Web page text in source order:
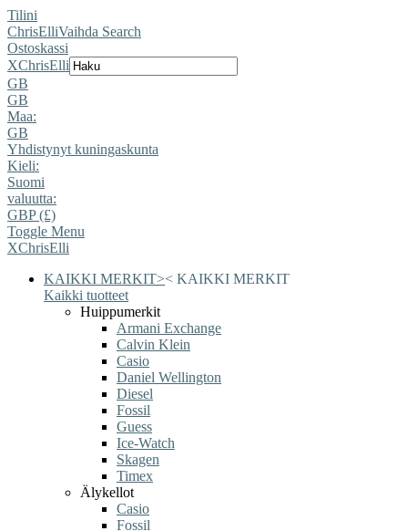
Tilini
ChrisElliVaihda Search
Ostoskassi
XChrisElli
GB
GB
Maa:
GB
Yhdistynyt kuningaskunta
Kieli:
Suomi
valuutta:
GBP (£)
Toggle Menu
XChrisElli
KAIKKI MERKIT>< KAIKKI MERKIT
Kaikki tuotteet
Huippumerkit
Armani Exchange
Calvin Klein
Casio
Daniel Wellington
Diesel
Fossil
Guess
Ice-Watch
Skagen
Timex
Älykellot
Casio
Fossil